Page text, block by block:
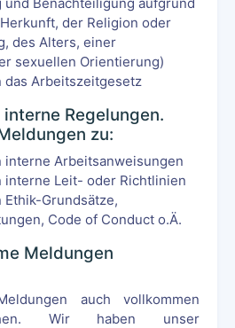
der Religion oder
des Alters, einer
sexuellen Orientierung)
das Arbeitszeitgesetz
Regelungen.
zu:
interne Arbeitsanweisungen
interne Leit- oder Richtlinien
Grundsätze,
Code of Conduct o.Ä.
Meldungen
auch vollkommen
Wir haben unser